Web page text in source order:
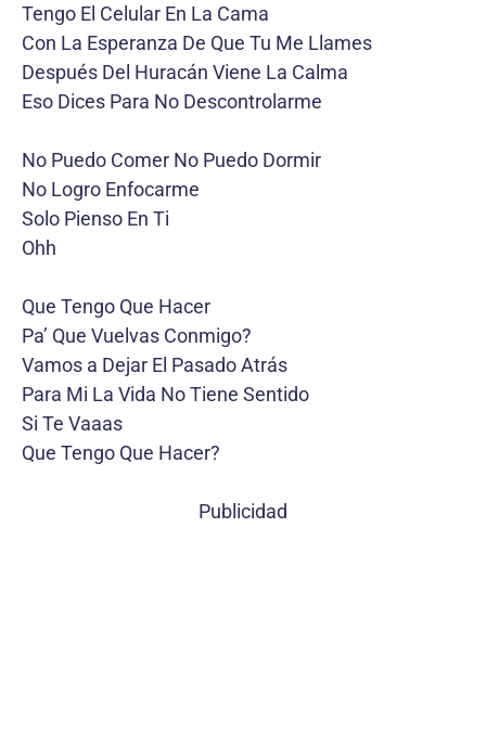
Tengo El Celular En La Cama
Con La Esperanza De Que Tu Me Llames
Después Del Huracán Viene La Calma
Eso Dices Para No Descontrolarme
No Puedo Comer No Puedo Dormir
No Logro Enfocarme
Solo Pienso En Ti
Ohh
Que Tengo Que Hacer
Pa’ Que Vuelvas Conmigo?
Vamos a Dejar El Pasado Atrás
Para Mi La Vida No Tiene Sentido
Si Te Vaaas
Que Tengo Que Hacer?
Publicidad